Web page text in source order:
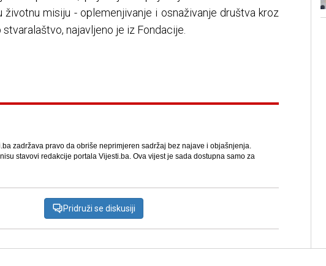
životnu misiju - oplemenjivanje i osnaživanje društva kroz
najavljeno je iz Fondacije.
zadržava pravo da obriše neprimjeren sadržaj bez najave i objašnjenja.
stavovi redakcije portala Vijesti.ba. Ova vijest je sada dostupna samo za
Pridruži se diskusiji